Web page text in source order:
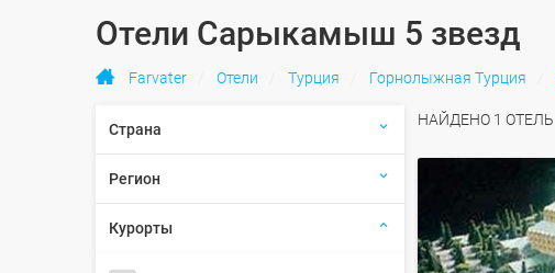
Отели Сарыкамыш 5 звезд
Farvater Отели Турция Горнолыжная Турция
НАЙДЕНО 1 ОТЕЛЬ
Страна
Регион
Курорты